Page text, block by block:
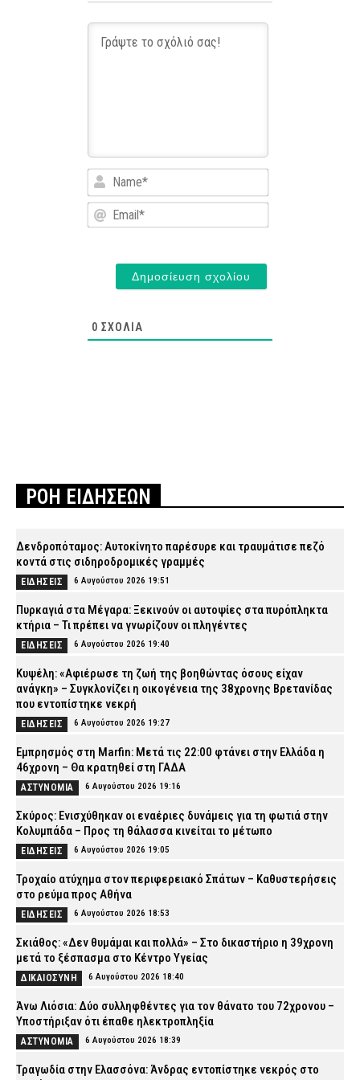
Name*
Email*
0 ΣΧΌΛΙΑ
ΡΟΗ ΕΙΔΗΣΕΩΝ
Δενδροπόταμος: Αυτοκίνητο παρέσυρε και τραυμάτισε πεζό
κοντά στις σιδηροδρομικές γραμμές
ΕΙΔΗΣΕΙΣ 6 Αυγούστου 2026 19:51
Πυρκαγιά στα Μέγαρα: Ξεκινούν οι αυτοψίες στα πυρόπληκτα
κτήρια – Τι πρέπει να γνωρίζουν οι πληγέντες
ΕΙΔΗΣΕΙΣ 6 Αυγούστου 2026 19:40
Κυψέλη: «Αφιέρωσε τη ζωή της βοηθώντας όσους είχαν
ανάγκη» – Συγκλονίζει η οικογένεια της 38χρονης Βρετανίδας
που εντοπίστηκε νεκρή
ΕΙΔΗΣΕΙΣ 6 Αυγούστου 2026 19:27
Εμπρησμός στη Marfin: Μετά τις 22:00 φτάνει στην Ελλάδα η
46χρονη – Θα κρατηθεί στη ΓΑΔΑ
ΑΣΤΥΝΟΜΙΑ 6 Αυγούστου 2026 19:16
Σκύρος: Ενισχύθηκαν οι εναέριες δυνάμεις για τη φωτιά στην
Κολυμπάδα – Προς τη θάλασσα κινείται το μέτωπο
ΕΙΔΗΣΕΙΣ 6 Αυγούστου 2026 19:05
Τροχαίο ατύχημα στον περιφερειακό Σπάτων – Καθυστερήσεις
στο ρεύμα προς Αθήνα
ΕΙΔΗΣΕΙΣ 6 Αυγούστου 2026 18:53
Σκιάθος: «Δεν θυμάμαι και πολλά» – Στο δικαστήριο η 39χρονη
μετά το ξέσπασμα στο Κέντρο Υγείας
ΔΙΚΑΙΟΣΥΝΗ 6 Αυγούστου 2026 18:40
Άνω Λιόσια: Δύο συλληφθέντες για τον θάνατο του 72χρονου –
Υποστήριξαν ότι έπαθε ηλεκτροπληξία
ΑΣΤΥΝΟΜΙΑ 6 Αυγούστου 2026 18:39
Τραγωδία στην Ελασσόνα: Άνδρας εντοπίστηκε νεκρός στο